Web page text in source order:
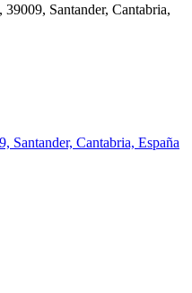
Santander, Cantabria,
Santander, Cantabria, España